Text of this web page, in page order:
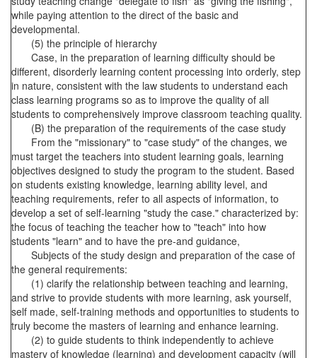
while paying attention to the direct of the basic and
developmental.
(5) the principle of hierarchy
Case, in the preparation of learning difficulty should be
different, disorderly learning content processing into orderly, step
in nature, consistent with the law students to understand each
class learning programs so as to improve the quality of all
students to comprehensively improve classroom teaching quality.
(B) the preparation of the requirements of the case study
From the "missionary" to "case study" of the changes, we
must target the teachers into student learning goals, learning
objectives designed to study the program to the student. Based
on students existing knowledge, learning ability level, and
teaching requirements, refer to all aspects of information, to
develop a set of self-learning "study the case." characterized by:
the focus of teaching the teacher how to "teach" into how
students "learn" and to have the pre-and guidance,
Subjects of the study design and preparation of the case of
the general requirements:
(1) clarify the relationship between teaching and learning,
and strive to provide students with more learning, ask yourself,
self made, self-training methods and opportunities to students to
truly become the masters of learning and enhance learning.
(2) to guide students to think independently to achieve
mastery of knowledge (learning) and development capacity (will